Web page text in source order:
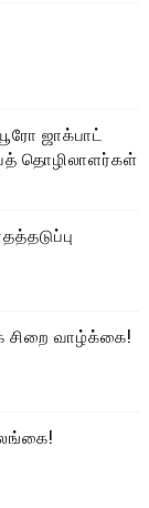
ஜாக்பாட்
தொழிலாளர்கள்
சிறை வாழ்க்கை!